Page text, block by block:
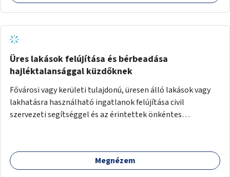
Üres lakások felújítása és bérbeadása
hajléktalansággal küzdőknek
Fővárosi vagy kerületi tulajdonú, üresen álló lakások vagy
lakhatásra használható ingatlanok felújítása civil
szervezeti segítséggel és az érintettek önkéntes
Megnézem